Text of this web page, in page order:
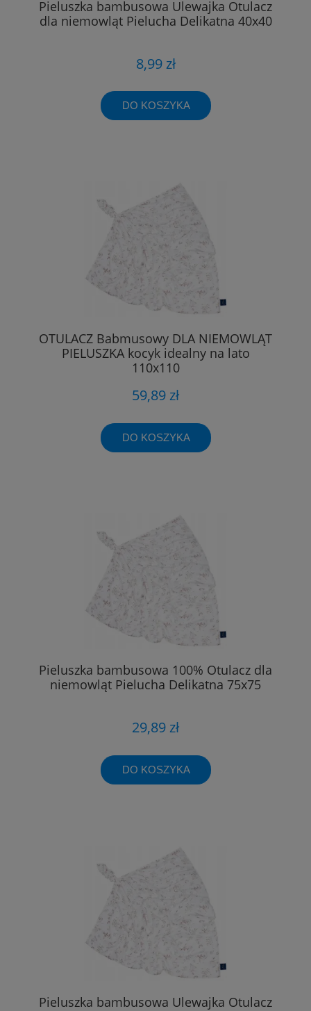
Pieluszka bambusowa Ulewajka Otulacz
dla niemowląt Pielucha Delikatna 40x40
8,99 zł
DO KOSZYKA
OTULACZ Babmusowy DLA NIEMOWLĄT
PIELUSZKA kocyk idealny na lato
110x110
59,89 zł
DO KOSZYKA
Pieluszka bambusowa 100% Otulacz dla
niemowląt Pielucha Delikatna 75x75
29,89 zł
DO KOSZYKA
Pieluszka bambusowa Ulewajka Otulacz